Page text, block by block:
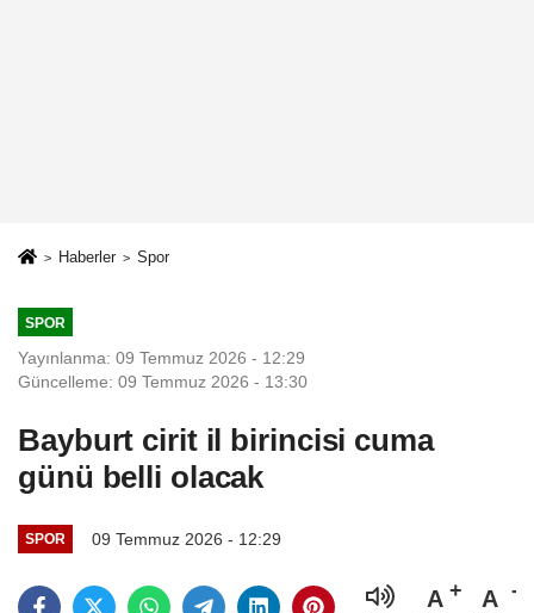
Haberler Spor
SPOR
Yayınlanma: 09 Temmuz 2026 - 12:29
Güncelleme: 09 Temmuz 2026 - 13:30
Bayburt cirit il birincisi cuma
günü belli olacak
SPOR 09 Temmuz 2026 - 12:29
A A